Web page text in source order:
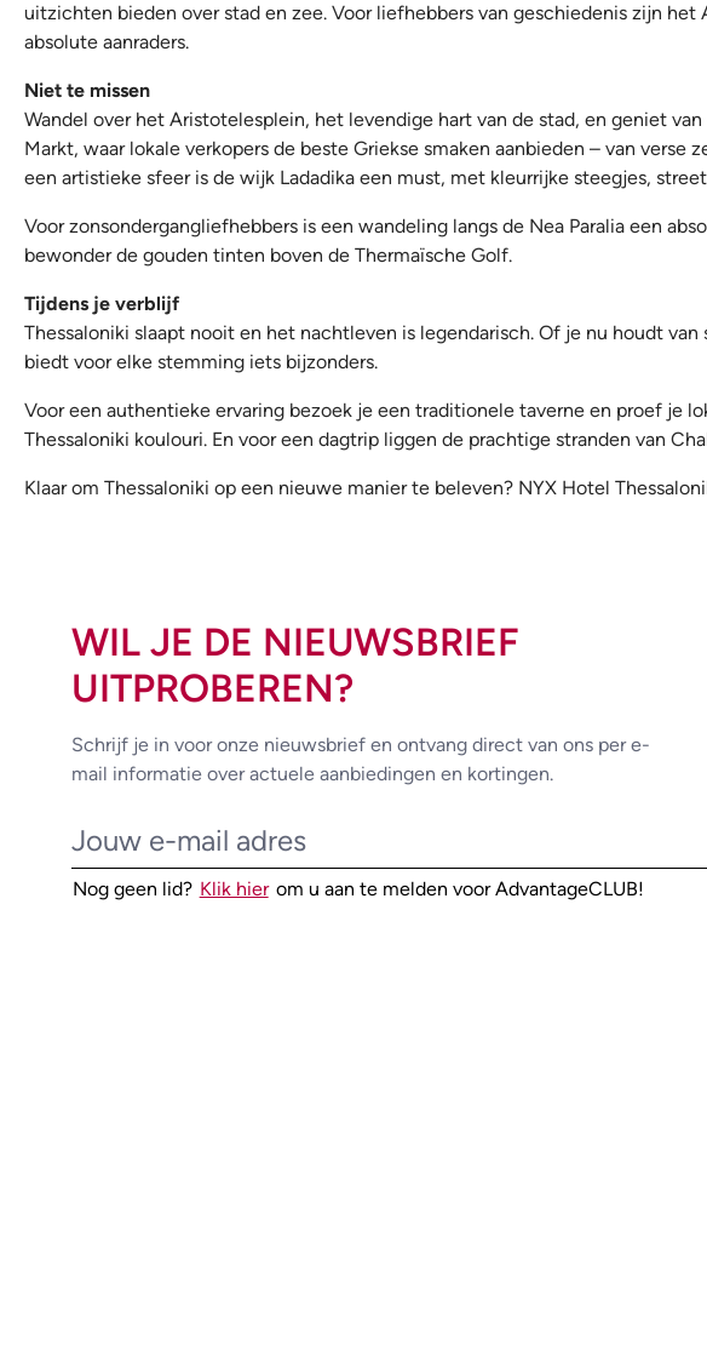
uitzichten bieden over stad en zee. Voor liefhebbers van geschiedenis zijn
absolute aanraders.
Niet te missen
Wandel over het Aristotelesplein, het levendige hart van de stad, en geniet
Markt, waar lokale verkopers de beste Griekse smaken aanbieden – van
een artistieke sfeer is de wijk Ladadika een must, met kleurrijke steegjes,
Voor zonsondergangliefhebbers is een wandeling langs de Nea Paralia een
bewonder de gouden tinten boven de Thermaïsche Golf.
Tijdens je verblijf
Thessaloniki slaapt nooit en het nachtleven is legendarisch. Of je nu houdt
biedt voor elke stemming iets bijzonders.
Voor een authentieke ervaring bezoek je een traditionele taverne en proef je
Thessaloniki koulouri. En voor een dagtrip liggen de prachtige stranden van
Klaar om Thessaloniki op een nieuwe manier te beleven? NYX Hotel
WIL JE DE NIEUWSBRIEF
UITPROBEREN?
Schrijf je in voor onze nieuwsbrief en ontvang direct van ons per e-
mail informatie over actuele aanbiedingen en kortingen.
Nog geen lid? Klik hier om u aan te melden voor AdvantageCLUB!